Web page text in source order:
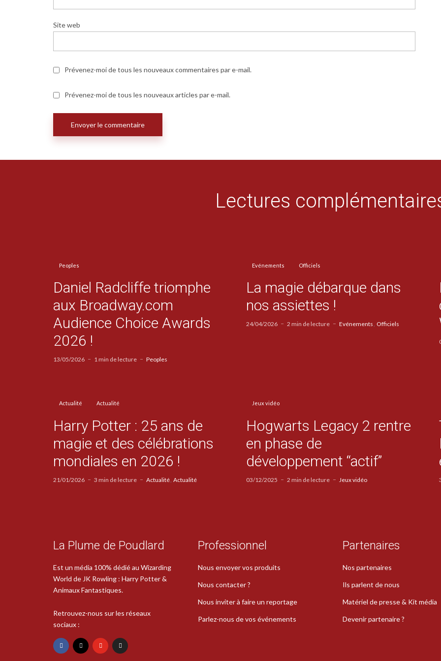
Site web
Prévenez-moi de tous les nouveaux commentaires par e-mail.
Prévenez-moi de tous les nouveaux articles par e-mail.
Lectures
Peoples
Daniel Radcliffe triomphe
aux Broadway.com
Audience Choice Awards
2026 !
13/05/2026 1 min de lecture Peoples
Evénements Officiels
La magie débarque dans
nos assiettes !
24/04/2026 2 min de lecture Evénements Officiels
Actualité Actualité
Harry Potter : 25 ans de
magie et des célébrations
mondiales en 2026 !
21/01/2026 3 min de lecture Actualité Actualité
Jeux vidéo
Hogwarts Legacy 2 rentre
en phase de
développement “actif”
03/12/2025 2 min de lecture Jeux vidéo
La Plume de Poudlard
Est un média 100% dédié au Wizarding
World de JK Rowling : Harry Potter &
Animaux Fantastiques.
Retrouvez-nous sur les réseaux
sociaux :
Professionnel
Nous envoyer vos produits
Nous contacter ?
Nous inviter à faire un reportage
Parlez-nous de vos événements
Partenaires
Nos partenaires
Ils parlent de nous
Matériel de presse & Kit média
Devenir partenaire ?